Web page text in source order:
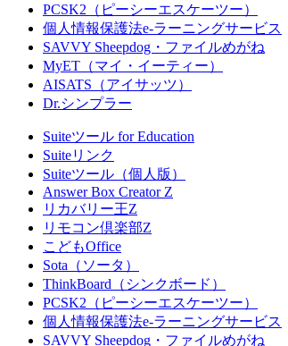
PCSK2（ピーシーエスケーツー）
個人情報保護法e-ラーニングサービス
SAVVY Sheepdog・ファイルめがね
MyET（マイ・イーティー）
AISATS（アイサッツ）
Dr.シンプラー
Suiteツール for Education
Suiteリンク
Suiteツール（個人版）
Answer Box Creator Z
リカバリー王Z
リモコン倶楽部Z
こどもOffice
Sota（ソータ）
ThinkBoard（シンクボード）
PCSK2（ピーシーエスケーツー）
個人情報保護法e-ラーニングサービス
SAVVY Sheepdog・ファイルめがね